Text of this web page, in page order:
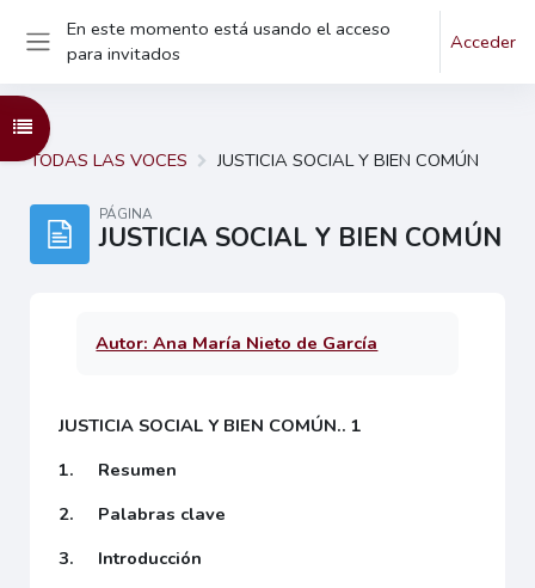
Salta al contenido principal
Panel lateral
En este momento está usando el acceso
para invitados
Acceder
TODAS LAS VOCES JUSTICIA SOCIAL Y BIEN COMÚN
PÁGINA
JUSTICIA SOCIAL Y BIEN COMÚN
Abrir índice del curso
Autor: Ana María Nieto de García
JUSTICIA SOCIAL Y BIEN COMÚN.. 1
1. Resumen
2. Palabras clave
3. Introducción